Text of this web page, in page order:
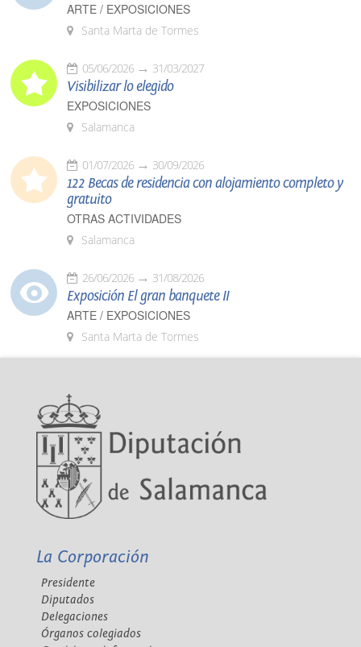
ARTE / EXPOSICIONES
Santa Marta de Tormes
05/06/2026 31/03/2027
Visibilizar lo elegido
EXPOSICIONES
Salamanca
01/07/2026 30/09/2026
122 Becas de residencia con alojamiento completo y
gratuito
OTRAS ACTIVIDADES
Salamanca
26/06/2026 31/08/2026
Exposición El gran banquete II
ARTE / EXPOSICIONES
Santa Marta de Tormes
La Corporación
Presidente
Diputados
Delegaciones
Órganos colegiados